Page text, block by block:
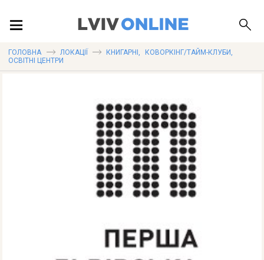
ГОЛОВНА ЛОКАЦІЇ КНИГАРНІ , КОВОРКІНГ/ТАЙМ-КЛУБИ ,
ОСВІТНІ ЦЕНТРИ